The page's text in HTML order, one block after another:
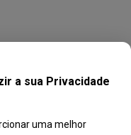
a sua Privacidade
uma melhor